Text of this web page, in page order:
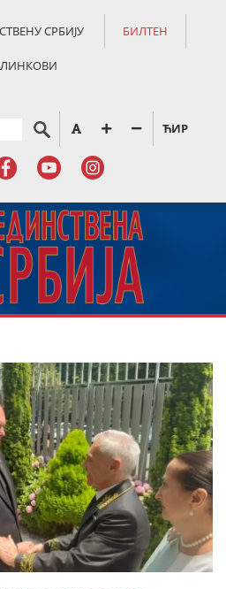
СРБИЈУ БИЛТЕН
ЛИНКОВИ
ЋИР